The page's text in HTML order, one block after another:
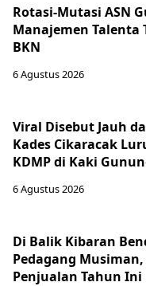
Rotasi-Mutasi ASN
Manajemen Talenta
BKN
6 Agustus 2026
Viral Disebut Jauh
Kades Cikaracak
KDMP di Kaki
6 Agustus 2026
Di Balik Kibaran
Pedagang
Penjualan Tahun